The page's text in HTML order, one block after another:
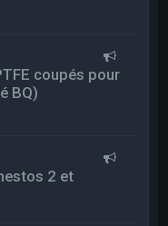
coupés pour
BQ)
2 et